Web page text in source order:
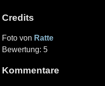
Credits
Foto von Ratte
Bewertung: 5
Kommentare